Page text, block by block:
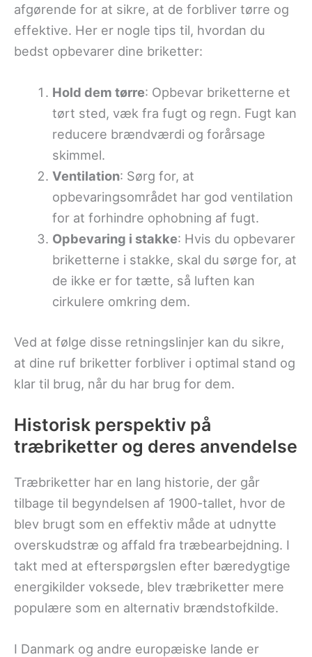
afgørende for at sikre, at de forbliver tørre og
effektive. Her er nogle tips til, hvordan du
bedst opbevarer dine briketter:
Hold dem tørre: Opbevar briketterne et
tørt sted, væk fra fugt og regn. Fugt kan
reducere brændværdi og forårsage
skimmel.
Ventilation: Sørg for, at
opbevaringsområdet har god ventilation
for at forhindre ophobning af fugt.
Opbevaring i stakke: Hvis du opbevarer
briketterne i stakke, skal du sørge for, at
de ikke er for tætte, så luften kan
cirkulere omkring dem.
Ved at følge disse retningslinjer kan du sikre,
at dine ruf briketter forbliver i optimal stand og
klar til brug, når du har brug for dem.
Historisk perspektiv på
træbriketter og deres anvendelse
Træbriketter har en lang historie, der går
tilbage til begyndelsen af 1900-tallet, hvor de
blev brugt som en effektiv måde at udnytte
overskudstræ og affald fra træbearbejdning. I
takt med at efterspørgslen efter bæredygtige
energikilder voksede, blev træbriketter mere
populære som en alternativ brændstofkilde.
I Danmark og andre europæiske lande er